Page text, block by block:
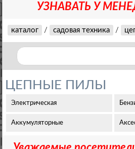
УЗНАВАТЬ У
каталог / садовая техника /
ЦЕПНЫЕ ПИЛЫ
Электрическая
Аккумуляторные